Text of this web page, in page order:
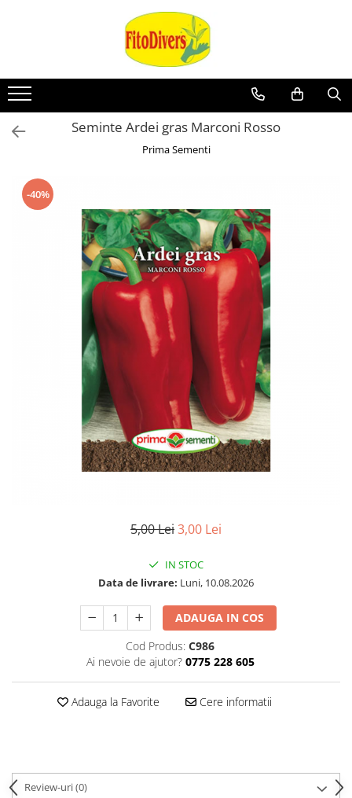
Seminte Ardei gras Marconi Rosso
Prima Sementi
-40%
5,00 Lei3,00 Lei
IN STOC
Data de livrare: Luni, 10.08.2026
ADAUGA IN COS
Cod Produs: C986
Ai nevoie de ajutor? 0775 228 605
Adauga la Favorite Cere informatii
Review-uri(0)